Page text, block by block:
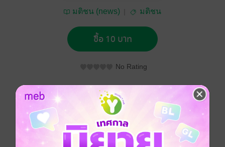
มติชน (news) มติชน
ซื้อ 10 บาท
No Rating
อยากได้ ซื้อเป็นของขวัญ แชร์